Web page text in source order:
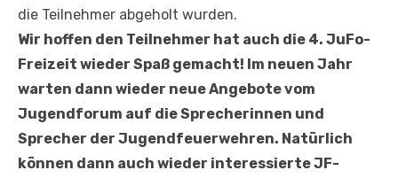
die Teilnehmer abgeholt wurden.
Wir hoffen den Teilnehmer hat auch die 4. JuFo-
Freizeit wieder Spaß gemacht! Im neuen Jahr
warten dann wieder neue Angebote vom
Jugendforum auf die Sprecherinnen und
Sprecher der Jugendfeuerwehren. Natürlich
können dann auch wieder interessierte JF-